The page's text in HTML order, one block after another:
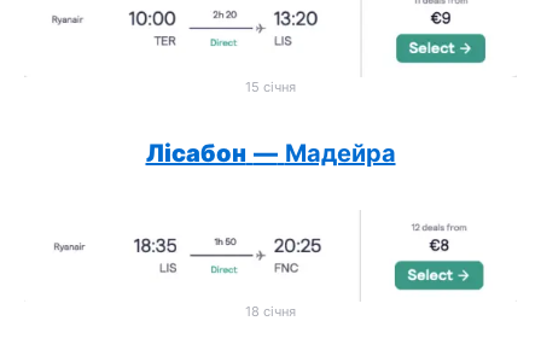
15 січня
Лісабон — Мадейра
18 січня